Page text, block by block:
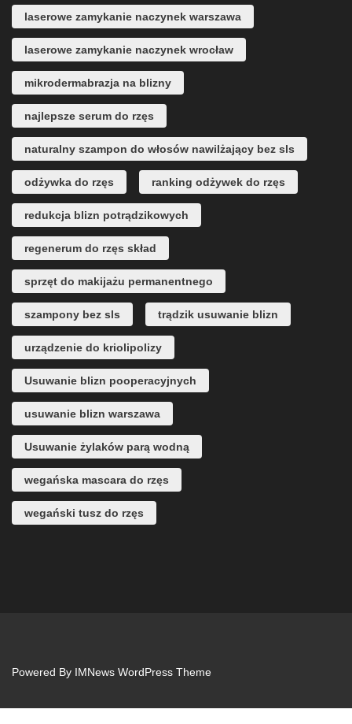
laserowe zamykanie naczynek warszawa
laserowe zamykanie naczynek wrocław
mikrodermabrazja na blizny
najlepsze serum do rzęs
naturalny szampon do włosów nawilżający bez sls
odżywka do rzęs ranking odżywek do rzęs
redukcja blizn potrądzikowych
regenerum do rzęs skład
sprzęt do makijażu permanentnego
szampony bez sls trądzik usuwanie blizn
urządzenie do kriolipolizy
Usuwanie blizn pooperacyjnych
usuwanie blizn warszawa
Usuwanie żylaków parą wodną
wegańska mascara do rzęs
wegański tusz do rzęs
Powered By IMNews WordPress Theme